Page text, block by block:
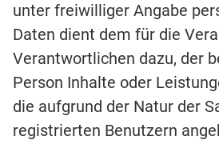
unter freiwilliger Angabe
Daten dient dem für die
Verantwortlichen dazu, der
Person Inhalte oder
die aufgrund der Natur der
registrierten Benutzern